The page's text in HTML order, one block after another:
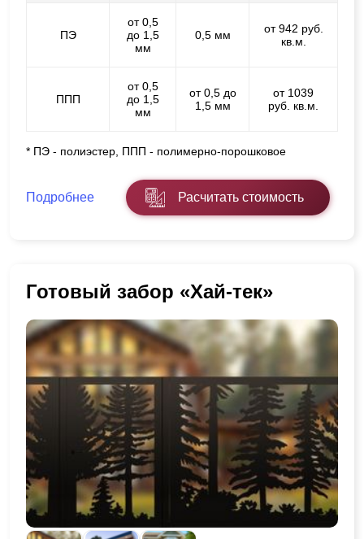
ПЭ
от 0,5
до 1,5
мм
0,5 мм
от 942 руб.
кв.м.
ППП
от 0,5
до 1,5
мм
от 0,5 до
1,5 мм
от 1039
руб. кв.м.
* ПЭ - полиэстер, ППП - полимерно-порошковое
Подробнее Расчитать стоимость
Готовый забор «Хай-тек»